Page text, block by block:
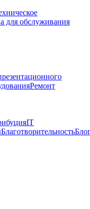
для обслуживания
Ремонт
IT
Благотворительность